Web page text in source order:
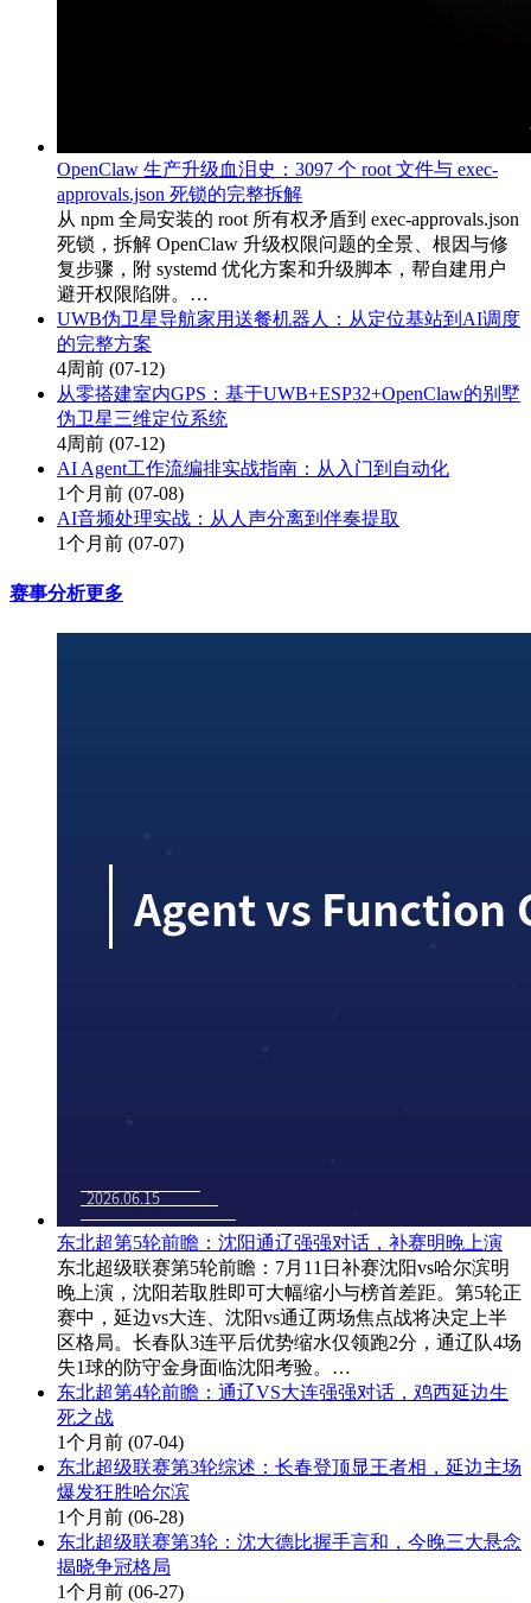
OpenClaw 生产升级血泪史：3097 个 root 文件与 exec-
approvals.json 死锁的完整拆解
从 npm 全局安装的 root 所有权矛盾到 exec-approvals.json
死锁，拆解 OpenClaw 升级权限问题的全景、根因与修
复步骤，附 systemd 优化方案和升级脚本，帮自建用户
避开权限陷阱。…
UWB伪卫星导航家用送餐机器人：从定位基站到AI调度
的完整方案
4周前 (07-12)
从零搭建室内GPS：基于UWB+ESP32+OpenClaw的别墅
伪卫星三维定位系统
4周前 (07-12)
AI Agent工作流编排实战指南：从入门到自动化
1个月前 (07-08)
AI音频处理实战：从人声分离到伴奏提取
1个月前 (07-07)
赛事分析更多
东北超第5轮前瞻：沈阳通辽强强对话，补赛明晚上演
东北超级联赛第5轮前瞻：7月11日补赛沈阳vs哈尔滨明
晚上演，沈阳若取胜即可大幅缩小与榜首差距。第5轮正
赛中，延边vs大连、沈阳vs通辽两场焦点战将决定上半
区格局。长春队3连平后优势缩水仅领跑2分，通辽队4场
失1球的防守金身面临沈阳考验。…
东北超第4轮前瞻：通辽VS大连强强对话，鸡西延边生
死之战
1个月前 (07-04)
东北超级联赛第3轮综述：长春登顶显王者相，延边主场
爆发狂胜哈尔滨
1个月前 (06-28)
东北超级联赛第3轮：沈大德比握手言和，今晚三大悬念
揭晓争冠格局
1个月前 (06-27)